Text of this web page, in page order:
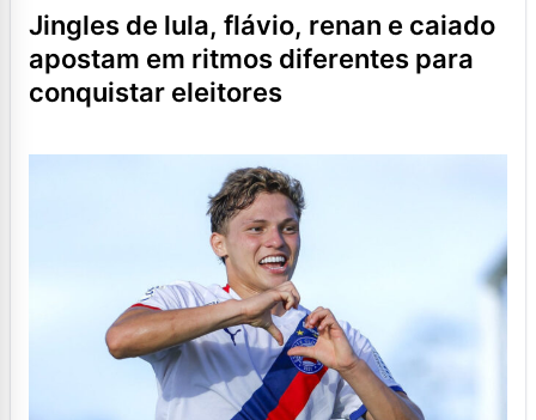
jingles de lula, flávio, renan e caiado
apostam em ritmos diferentes para
conquistar eleitores